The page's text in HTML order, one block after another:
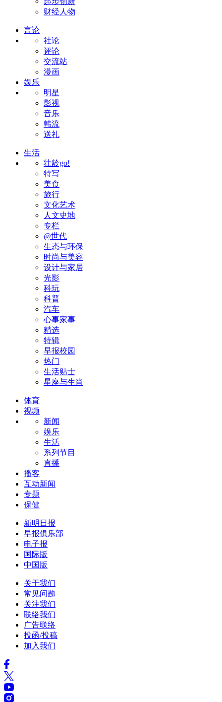
财经人物
言论
社论
评论
交流站
漫画
娱乐
明星
影视
音乐
韩流
送礼
生活
壮龄go!
特写
美食
旅行
文化艺术
人文史地
专栏
@世代
生态与环保
时尚与美容
设计与家居
光影
科玩
科普
汽车
心事家事
精选
特辑
早报校园
热门
生活贴士
星座与生肖
体育
视频
新闻
娱乐
生活
系列节目
直播
播客
互动新闻
专题
保健
新明日报
早报俱乐部
电子报
国际版
中国版
关于我们
常见问题
关注我们
联络我们
广告联络
投函/投稿
加入我们